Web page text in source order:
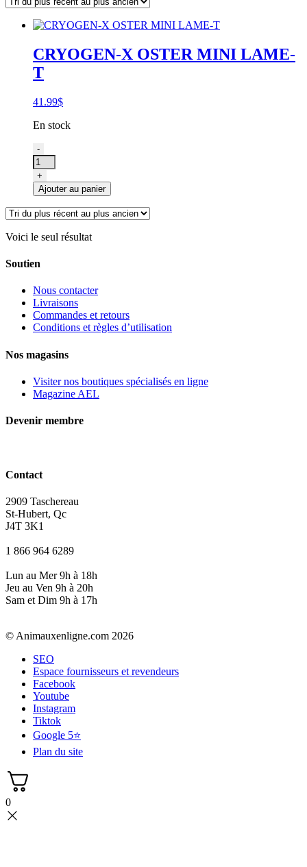
CRYOGEN-X OSTER MINI LAME-
T
41.99$
En stock
quantité
de
CRYOGEN-
X
OSTER
MINI
LAME-
T
-
+
Ajouter au panier
Voici le seul résultat
Soutien
Nous contacter
Livraisons
Commandes et retours
Conditions et règles d’utilisation
Nos magasins
Visiter nos boutiques spécialisés en ligne
Magazine AEL
Devenir membre
Contact
2909 Taschereau
St-Hubert, Qc
J4T 3K1
1 866 964 6289
Lun au Mer 9h à 18h
Jeu au Ven 9h à 20h
Sam et Dim 9h à 17h
© Animauxenligne.com 2026
SEO
Espace fournisseurs et revendeurs
Facebook
Youtube
Instagram
Tiktok
Google 5⭐
Plan du site
0